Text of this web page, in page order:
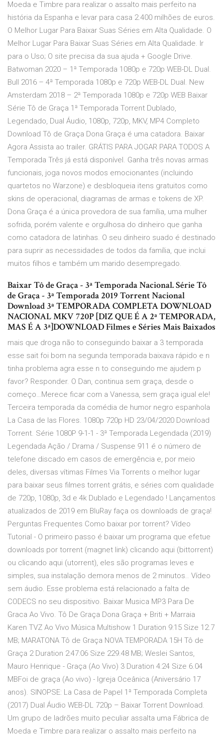
Moeda e Timbre para realizar o assalto mais perfeito na
história da Espanha e levar para casa 2.400 milhões de euros.
O Melhor Lugar Para Baixar Suas Séries em Alta Qualidade. O
Melhor Lugar Para Baixar Suas Séries em Alta Qualidade. Ir
para o Uso; O site precisa da sua ajuda + Google Drive.
Batwoman 2020 – 1ª Temporada 1080p e 720p WEB-DL Dual.
Bull 2016 – 4ª Temporada 1080p e 720p WEB-DL Dual. New
Amsterdam 2018 – 2ª Temporada 1080p e 720p WEB Baixar
Série Tô de Graça 1ª Temporada Torrent Dublado,
Legendado, Dual Áudio, 1080p, 720p, MKV, MP4 Completo
Download Tô de Graça Dona Graça é uma catadora. Baixar
Agora Assista ao trailer. GRÁTIS PARA JOGAR PARA TODOS A
Temporada Três já está disponível. Ganha três novas armas
funcionais, joga novos modos emocionantes (incluindo
quartetos no Warzone) e desbloqueia itens gratuitos como
skins de operacional, diagramas de armas e tokens de XP.
Dona Graça é a única provedora de sua família, uma mulher
sofrida, porém valente e orgulhosa do dinheiro que ganha
como catadora de latinhas. O seu dinheiro suado é destinado
para suprir as necessidades de todos da família, que inclui
muitos filhos e também um marido desempregado.
Baixar Tô de Graça - 3ª Temporada Nacional. Série Tô
de Graça - 3ª Temporada 2019 Torrent Nacional
Download 3ª TEMPORADA COMPLETA DOWNLOAD
NACIONAL MKV 720P [DIZ QUE É A 2ª TEMPORADA,
MAS É A 3ª]DOWNLOAD Filmes e Séries Mais Baixados
mais que droga não to conseguindo baixar a 3 temporada
esse sait foi bom na segunda temporada baixava rápido e n
tinha problema agra esse n to conseguindo me ajudem p
favor? Responder. O Dan, continua sem graça, desde o
começo…Merece ficar com a Vanessa, sem graça igual ele!
Terceira temporada da comédia de humor negro espanhola
La Casa de las Flores. 1080p 720p HD 23/04/2020 Download
Torrent. Série 1080P 9-1-1 - 3ª Temporada Legendada (2019)
Legendada Ação / Drama / Suspense 911 é o número de
telefone discado em casos de emergência e, por meio
deles, diversas vítimas Filmes Via Torrents o melhor lugar
para baixar seus filmes torrent grátis, e séries com qualidade
de 720p, 1080p, 3d e 4k Dublado e Legendado ! Lançamentos
atualizados de 2019 em BluRay faça os downloads de graça!
Perguntas Frequentes Como baixar por torrent? Vídeo
Tutorial - O primeiro passo é baixar um programa que efetue
downloads por torrent (magnet link) clicando aqui (bittorrent)
ou clicando aqui (utorrent), eles são programas leves e
simples, sua instalação demora menos de 2 minutos.. Vídeo
sem áudio. Esse problema está relacionado a falta de
CODECS no seu dispositivo. Baixar Musica MP3 Para De
Graca Ao Vivo. Tô De Graça Dona Graça + Briti + Marraia
Karen TVZ Ao Vivo Música Multishow 1 Duration 9:15 Size 12.7
MB; MARATONA Tô de Graça NOVA TEMPORADA 15H Tô de
Graça 2 Duration 2:47:06 Size 229.48 MB; Weslei Santos,
Mauro Henrique - Graça (Ao Vivo) 3 Duration 4:24 Size 6.04
MBFoi de graça (Ao vivo) - Igreja Oceânica (Aniversário 17
anos). SINOPSE: La Casa de Papel 1ª Temporada Completa
(2017) Dual Áudio WEB-DL 720p – Baixar Torrent Download.
Um grupo de ladrões muito peculiar assalta uma Fábrica de
Moeda e Timbre para realizar o assalto mais perfeito na